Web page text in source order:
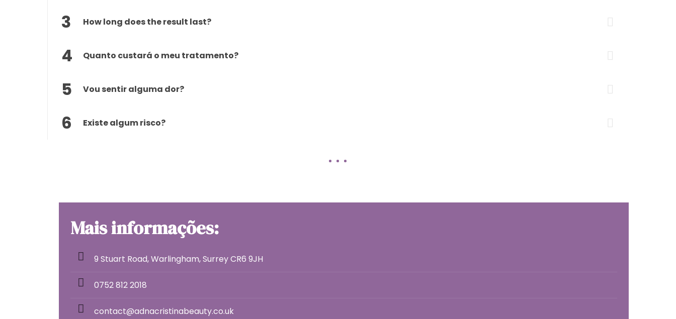
3 How long does the result last?
4 Quanto custará o meu tratamento?
5 Vou sentir alguma dor?
6 Existe algum risco?
Mais informações:
9 Stuart Road, Warlingham, Surrey CR6 9JH
0752 812 2018
contact@adnacristinabeauty.co.uk